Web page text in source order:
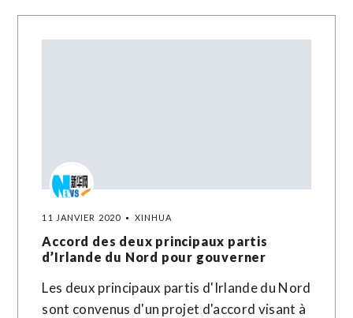
11 JANVIER 2020 XINHUA
Accord des deux principaux partis
d’Irlande du Nord pour gouverner
Les deux principaux partis d'Irlande du Nord
sont convenus d'un projet d'accord visant à